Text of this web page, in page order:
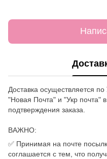
Доставка осуществляется
"Новая Почта" и "Укр почта"
подтверждения заказа.
ВАЖНО:
✅ Принимая на почте
соглашается с тем, что